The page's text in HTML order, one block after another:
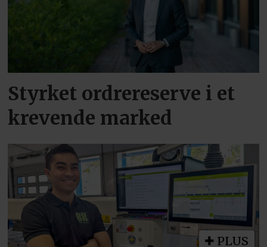
Styrket ordrereserve i et
krevende marked
PLUS